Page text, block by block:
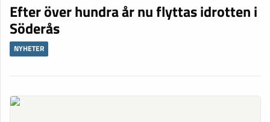
Efter över hundra år nu flyttas idrotten i
Söderås
NYHETER